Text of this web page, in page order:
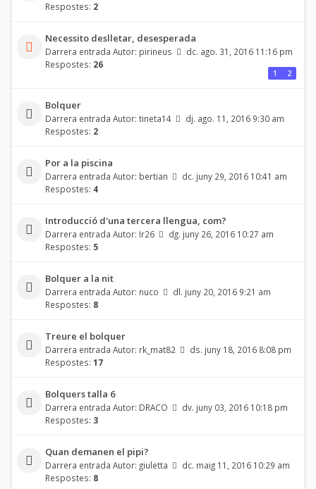
Respostes: 2
Necessito deslletar, desesperada
Darrera entrada Autor: pirineus
dc. ago. 31, 2016 11:16 pm
Respostes: 26
1 2
Bolquer
Darrera entrada Autor: tineta14
dj. ago. 11, 2016 9:30 am
Respostes: 2
Por a la piscina
Darrera entrada Autor: bertian
dc. juny 29, 2016 10:41 am
Respostes: 4
Introducció d'una tercera llengua, com?
Darrera entrada Autor: Ir26
dg. juny 26, 2016 10:27 am
Respostes: 5
Bolquer a la nit
Darrera entrada Autor: nuco
dl. juny 20, 2016 9:21 am
Respostes: 8
Treure el bolquer
Darrera entrada Autor: rk_mat82
ds. juny 18, 2016 8:08 pm
Respostes: 17
Bolquers talla 6
Darrera entrada Autor: DRACO
dv. juny 03, 2016 10:18 pm
Respostes: 3
Quan demanen el pipi?
Darrera entrada Autor: giuletta
dc. maig 11, 2016 10:29 am
Respostes: 8